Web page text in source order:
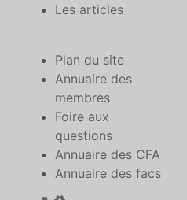
Les articles
Plan du site
Annuaire des
membres
Foire aux
questions
Annuaire des CFA
Annuaire des facs